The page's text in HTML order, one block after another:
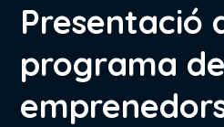
Presentació
programa